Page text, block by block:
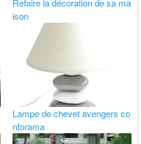
Refaire la décoration de sa ma
ison
Lampe de chevet avengers co
nforama